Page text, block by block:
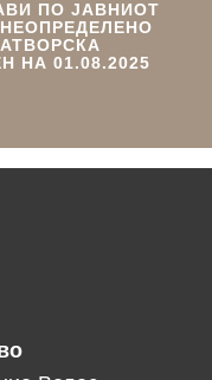
ПО ЈАВНИОТ
НА 01.08.2025